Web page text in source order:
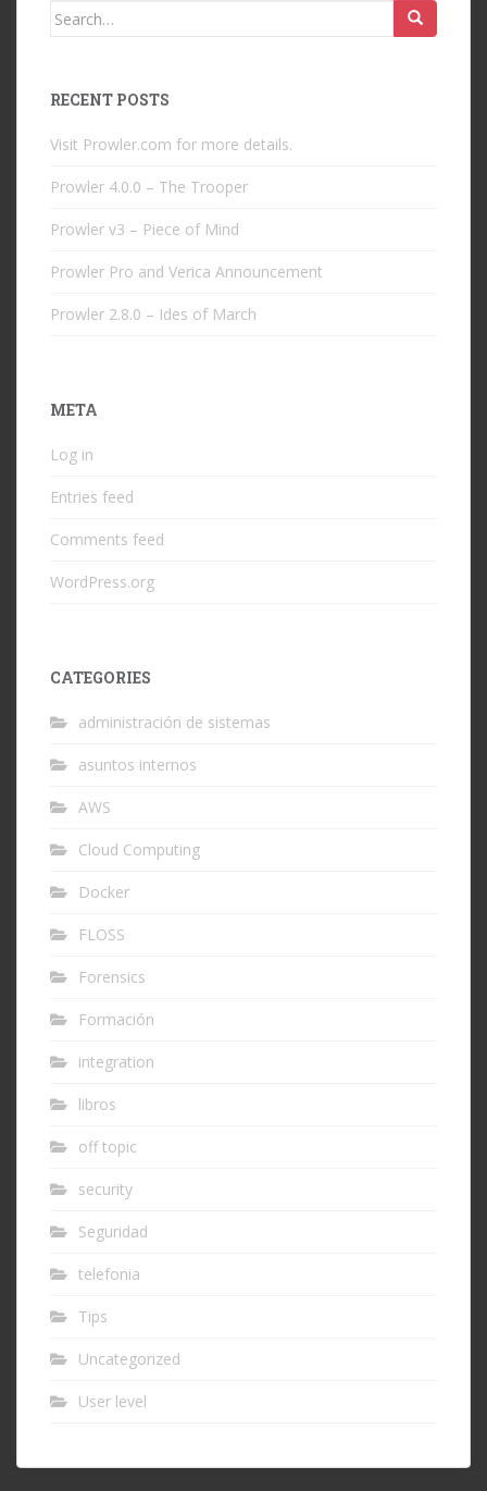
Search
RECENT POSTS
Visit Prowler.com for more details.
Prowler 4.0.0 – The Trooper
Prowler v3 – Piece of Mind
Prowler Pro and Verica Announcement
Prowler 2.8.0 – Ides of March
META
Log in
Entries feed
Comments feed
WordPress.org
CATEGORIES
administración de sistemas
asuntos internos
AWS
Cloud Computing
Docker
FLOSS
Forensics
Formación
integration
libros
off topic
security
Seguridad
telefonia
Tips
Uncategorized
User level